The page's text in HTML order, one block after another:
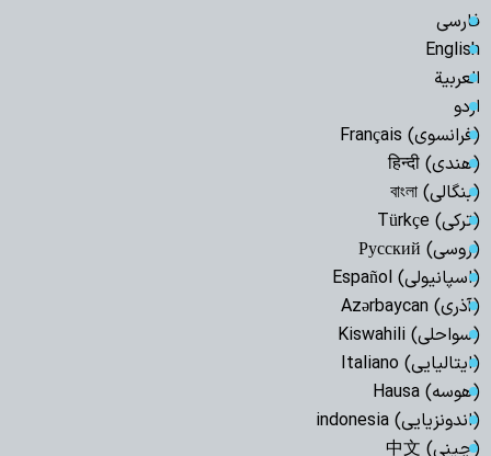
فارسی
English
العربیة
اردو
(فرانسوی) Français
(هندی) हिन्दी
(بنگالی) বাংলা
(ترکی) Türkçe
(روسی) Русский
(اسپانیولی) Español
(آذری) Azərbaycan
(سواحلی) Kiswahili
(ایتالیایی) Italiano
(هوسه) Hausa
(اندونزیایی) indonesia
(چینی) 中文